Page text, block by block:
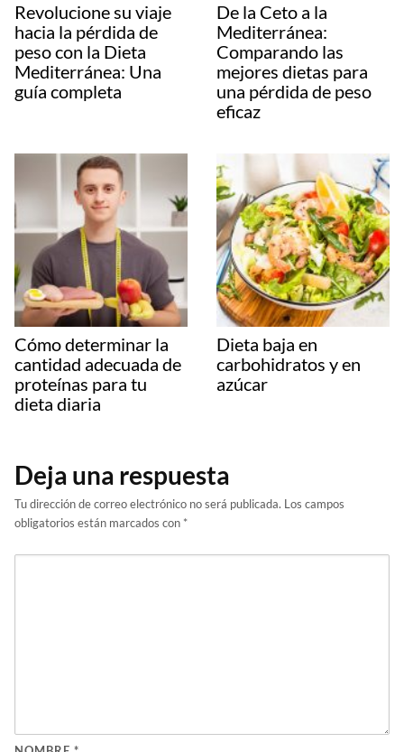
Revolucione su viaje
hacia la pérdida de
peso con la Dieta
Mediterránea: Una
guía completa
De la Ceto a la
Mediterránea:
Comparando las
mejores dietas para
una pérdida de peso
eficaz
Cómo determinar la
cantidad adecuada de
proteínas para tu
dieta diaria
Dieta baja en
carbohidratos y en
azúcar
Deja una respuesta
Tu dirección de correo electrónico no será publicada. Los campos
obligatorios están marcados con *